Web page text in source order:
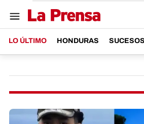
LO ÚLTIMO HONDURAS SUCESOS